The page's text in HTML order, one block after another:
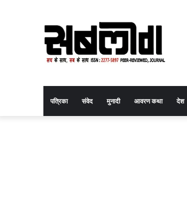
पत्रिका संवेद मुनादी आवरण कथा देश